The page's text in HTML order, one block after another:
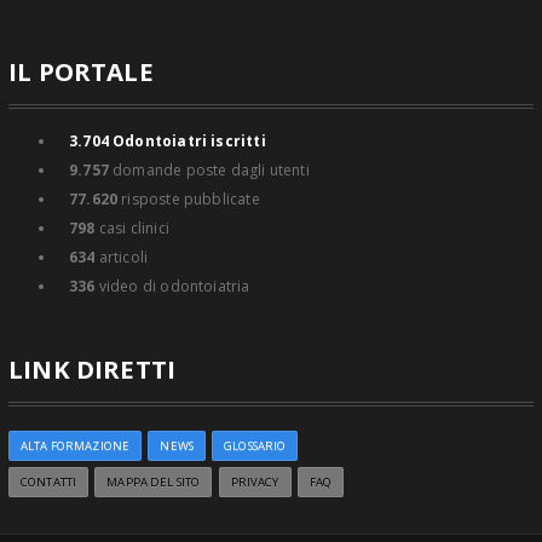
IL PORTALE
3.704Odontoiatri iscritti
9.757domande poste dagli utenti
77.620 risposte pubblicate
798 casi clinici
634 articoli
336 video di odontoiatria
LINK DIRETTI
ALTA FORMAZIONE NEWS GLOSSARIO
CONTATTI MAPPA DEL SITO PRIVACY FAQ